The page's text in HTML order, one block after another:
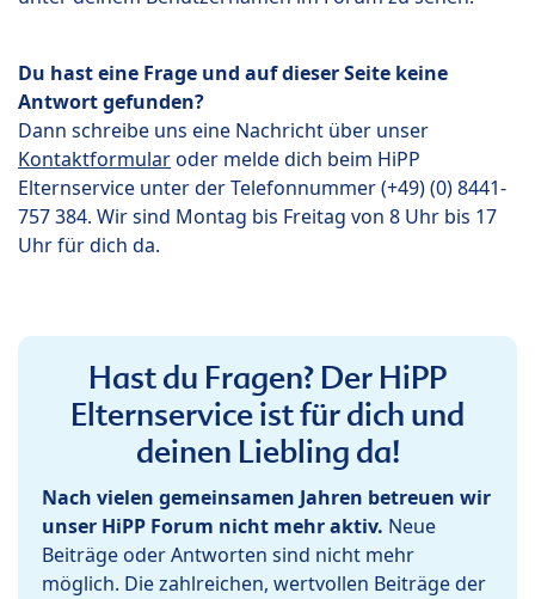
Du hast eine Frage und auf dieser Seite keine
Antwort gefunden?
Dann schreibe uns eine Nachricht über unser
Kontaktformularoder melde dich beim HiPP
Elternservice unter der Telefonnummer (+49) (0) 8441-
757 384. Wir sind Montag bis Freitag von 8 Uhr bis 17
Uhr für dich da.
Hast du Fragen? Der HiPP
Elternservice ist für dich und
deinen Liebling da!
Nach vielen gemeinsamen Jahren betreuen wir
unser HiPP Forum nicht mehr aktiv. Neue
Beiträge oder Antworten sind nicht mehr
möglich. Die zahlreichen, wertvollen Beiträge der